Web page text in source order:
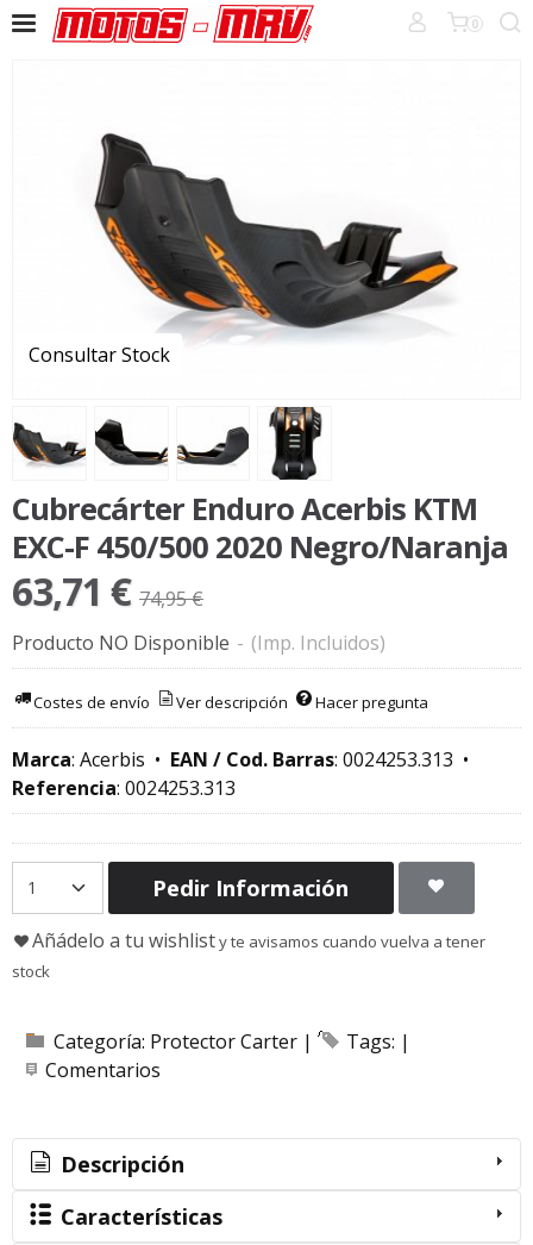
0
Consultar Stock
Cubrecárter Enduro Acerbis KTM
EXC-F 450/500 2020 Negro/Naranja
63,71 € 74,95 €
Producto NO Disponible - (Imp. Incluidos)
Costes de envío Ver descripción Hacer pregunta
Marca: Acerbis • EAN / Cod. Barras: 0024253.313 •
Referencia: 0024253.313
Pedir Información
Añádelo a tu wishlisty te avisamos cuando vuelva a tener
stock
Categoría: Protector Carter | Tags: |
Comentarios
Descripción
Características